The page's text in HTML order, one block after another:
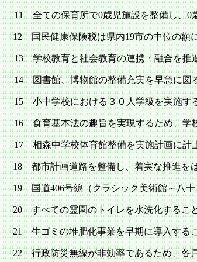
11全ての保育所で0歳児施設を整備し、0
12国民健康保険税は県内19市の中位の額
13学校教育と社会教育の連携・融合を推
14図書館、博物館の整備充実を早急に図
15小中学校における３０人学級を実施す
16食育基本法の趣旨を実現するため、学
17相森中学校体育館整備を実施計画に計
18都市計画道路を整備し、着実な推進を
19国道406号線（クラシック美術館～八十
20すべての霊園のトイレを水洗化するこ
21生ゴミの堆肥化事業を早期に導入する
22行政防災無線が非効率であるため、各